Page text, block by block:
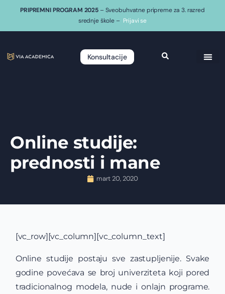
PRIPREMNI PROGRAM 2025 – Sveobuhvatne pripreme za 3. razred
srednje škole – Prijavi se
Konsultacije
Online studije:
prednosti i mane
mart 20, 2020
[vc_row][vc_column][vc_column_text]
Online studije postaju sve zastupljenije. Svake
godine povećava se broj univerziteta koji pored
tradicionalnog modela, nude i onlajn programe.